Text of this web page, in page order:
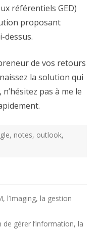
référentiels GED)
proposant
dessus.
de vos retours
la solution qui
pas à me le
, notes, outlook,
l’Imaging, la gestion
gérer l’information, la